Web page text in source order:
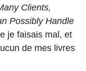
Clients,
Possibly Handle
je faisais mal, et
de mes livres